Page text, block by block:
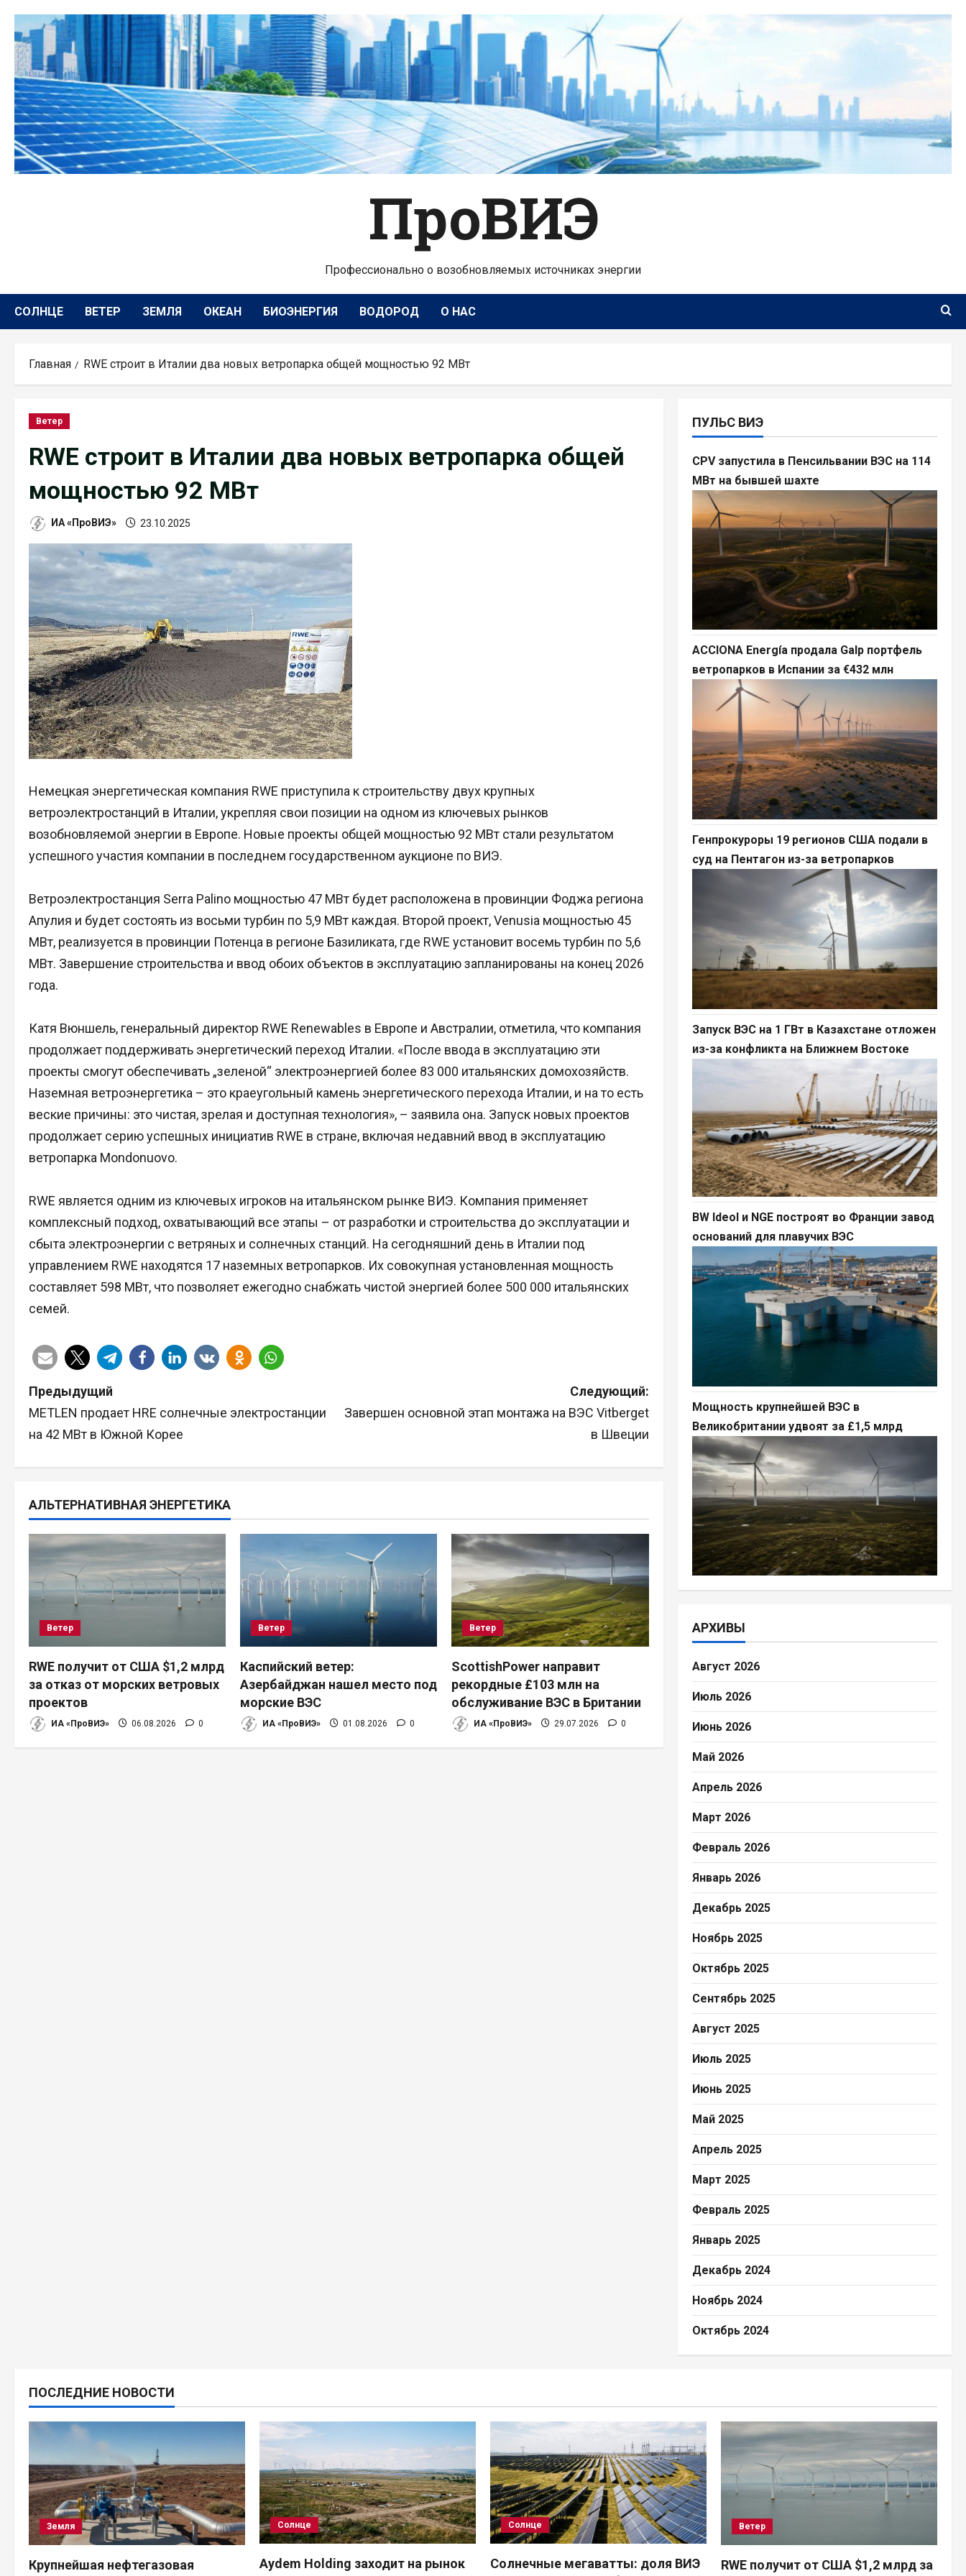
содержимому
ПроВИЭ
Профессионально о возобновляемых источниках энергии
СОЛНЦЕ ВЕТЕР ЗЕМЛЯ ОКЕАН БИОЭНЕРГИЯ ВОДОРОД О НАС
Главная RWE строит в Италии два новых ветропарка общей мощностью 92 МВт
Ветер
RWE строит в Италии два новых ветропарка общей
мощностью 92 МВт
ИА «ПроВИЭ» 23.10.2025
Немецкая энергетическая компания RWE приступила к строительству двух крупных
ветроэлектростанций в Италии, укрепляя свои позиции на одном из ключевых рынков
возобновляемой энергии в Европе. Новые проекты общей мощностью 92 МВт стали результатом
успешного участия компании в последнем государственном аукционе по ВИЭ.
Ветроэлектростанция Serra Palino мощностью 47 МВт будет расположена в провинции Фоджа региона
Апулия и будет состоять из восьми турбин по 5,9 МВт каждая. Второй проект, Venusia мощностью 45
МВт, реализуется в провинции Потенца в регионе Базиликата, где RWE установит восемь турбин по 5,6
МВт. Завершение строительства и ввод обоих объектов в эксплуатацию запланированы на конец 2026
года.
Катя Вюншель, генеральный директор RWE Renewables в Европе и Австралии, отметила, что компания
продолжает поддерживать энергетический переход Италии. «После ввода в эксплуатацию эти
проекты смогут обеспечивать „зеленой“ электроэнергией более 83 000 итальянских домохозяйств.
Наземная ветроэнергетика – это краеугольный камень энергетического перехода Италии, и на то есть
веские причины: это чистая, зрелая и доступная технология», – заявила она. Запуск новых проектов
продолжает серию успешных инициатив RWE в стране, включая недавний ввод в эксплуатацию
ветропарка Mondonuovo.
RWE является одним из ключевых игроков на итальянском рынке ВИЭ. Компания применяет
комплексный подход, охватывающий все этапы – от разработки и строительства до эксплуатации и
сбыта электроэнергии с ветряных и солнечных станций. На сегодняшний день в Италии под
управлением RWE находятся 17 наземных ветропарков. Их совокупная установленная мощность
составляет 598 МВт, что позволяет ежегодно снабжать чистой энергией более 500 000 итальянских
семей.
Н
а
г
а
ц
я
п
о
з
Предыдущий
METLEN продает HRE солнечные электростанции
на 42 МВт в Южной Корее
Следующий:
Завершен основной этап монтажа на ВЭС Vitberget
в Швеции
АЛЬТЕРНАТИВНАЯ ЭНЕРГЕТИКА
Ветер
RWE получит от США $1,2 млрд
за отказ от морских ветровых
проектов
ИА «ПроВИЭ» 06.08.2026 0
Ветер
Каспийский ветер:
Азербайджан нашел место под
морские ВЭС
ИА «ПроВИЭ» 01.08.2026 0
Ветер
ScottishPower направит
рекордные £103 млн на
обслуживание ВЭС в Британии
ИА «ПроВИЭ» 29.07.2026 0
ПУЛЬС ВИЭ
CPV запустила в Пенсильвании ВЭС на 114
МВт на бывшей шахте
ACCIONA Energía продала Galp портфель
ветропарков в Испании за €432 млн
Генпрокуроры 19 регионов США подали в
суд на Пентагон из-за ветропарков
Запуск ВЭС на 1 ГВт в Казахстане отложен
из-за конфликта на Ближнем Востоке
BW Ideol и NGE построят во Франции завод
оснований для плавучих ВЭС
Мощность крупнейшей ВЭС в
Великобритании удвоят за £1,5 млрд
АРХИВЫ
Август 2026
Июль 2026
Июнь 2026
Май 2026
Апрель 2026
Март 2026
Февраль 2026
Январь 2026
Декабрь 2025
Ноябрь 2025
Октябрь 2025
Сентябрь 2025
Август 2025
Июль 2025
Июнь 2025
Май 2025
Апрель 2025
Март 2025
Февраль 2025
Январь 2025
Декабрь 2024
Ноябрь 2024
Октябрь 2024
ПОСЛЕДНИЕ НОВОСТИ
Земля
Крупнейшая нефтегазовая
Солнце
Aydem Holding заходит на рынок
Солнце
Солнечные мегаватты: доля ВИЭ
Ветер
RWE получит от США $1,2 млрд за